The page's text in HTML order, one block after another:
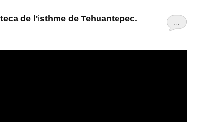
…
de l'isthme de Tehuantepec.